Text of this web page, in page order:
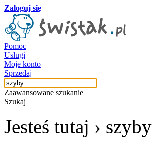
Zaloguj się
Pomoc
Usługi
Moje konto
Sprzedaj
Zaawansowane szukanie
Szukaj
Jesteś tutaj › szyby